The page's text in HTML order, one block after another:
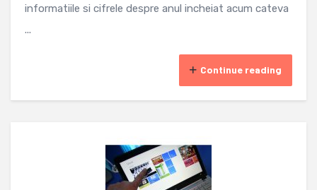
informatiile si cifrele despre anul incheiat acum cateva
...
Continue reading